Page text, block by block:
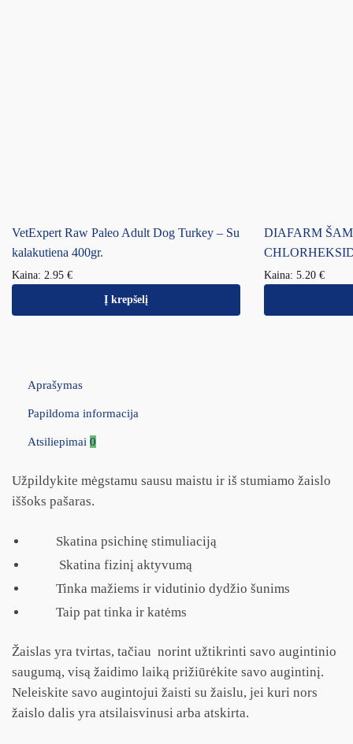
VetExpert Raw Paleo Adult Dog Turkey – Su
kalakutiena 400gr.
Kaina: 2.95 €
Į krepšelį
DIAFARM
Kaina: 5.20 €
Aprašymas
Papildoma informacija
Atsiliepimai 0
Užpildykite mėgstamu sausu maistu ir iš stumiamo žaislo
iššoks pašaras.
Skatina psichinę stimuliaciją
Skatina fizinį aktyvumą
Tinka mažiems ir vidutinio dydžio šunims
Taip pat tinka ir katėms
Žaislas yra tvirtas, tačiau norint užtikrinti savo augintinio
saugumą, visą žaidimo laiką prižiūrėkite savo augintinį.
Neleiskite savo augintojui žaisti su žaislu, jei kuri nors
žaislo dalis yra atsilaisvinusi arba atskirta.